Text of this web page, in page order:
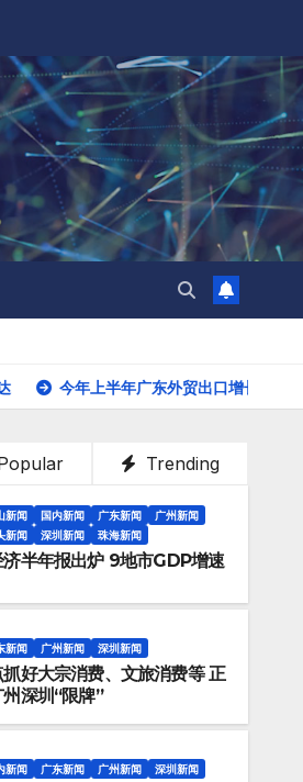
半年广东外贸出口增长3.6% 出口规模首次
Trending
新闻 国内新闻 广东新闻
广州新闻
新闻 深圳新闻 珠海新闻
济半年报出炉 9地市GDP增速
新闻 广州新闻 深圳新闻
好大宗消费、文旅消费等 正
深圳“限牌”
新闻 广东新闻 广州新闻 深圳新闻